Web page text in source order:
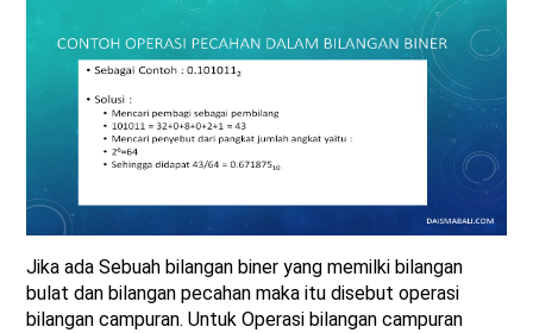
Jika ada Sebuah bilangan biner yang memilki bilangan
bulat dan bilangan pecahan maka itu disebut operasi
bilangan campuran. Untuk Operasi bilangan campuran